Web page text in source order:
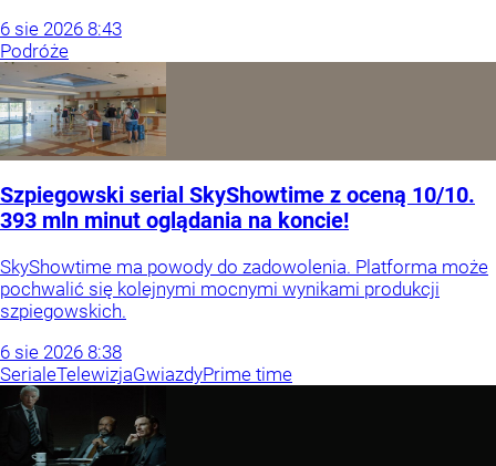
6 sie 2026 8:43
Podróże
Szpiegowski serial SkyShowtime z oceną 10/10.
393 mln minut oglądania na koncie!
SkyShowtime ma powody do zadowolenia. Platforma może
pochwalić się kolejnymi mocnymi wynikami produkcji
szpiegowskich.
6 sie 2026 8:38
SerialeTelewizjaGwiazdyPrime time